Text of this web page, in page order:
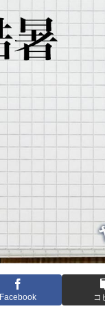
Facebook コ